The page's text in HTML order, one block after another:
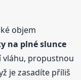
objem
na plné slunce
propustnou
je zasadíte příliš